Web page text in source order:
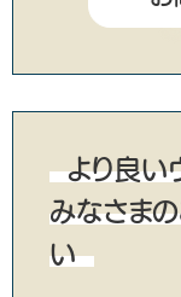
より良い
みなさま
い